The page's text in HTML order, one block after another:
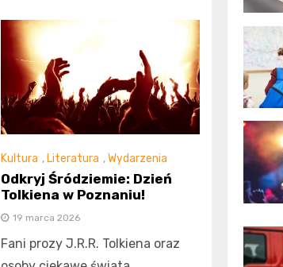
Kultura , Literatura ,Wydarzenia
Odkryj Śródziemie: Dzień
Tolkiena w Poznaniu!
19 marca 2026
Fani prozy J.R.R. Tolkiena oraz